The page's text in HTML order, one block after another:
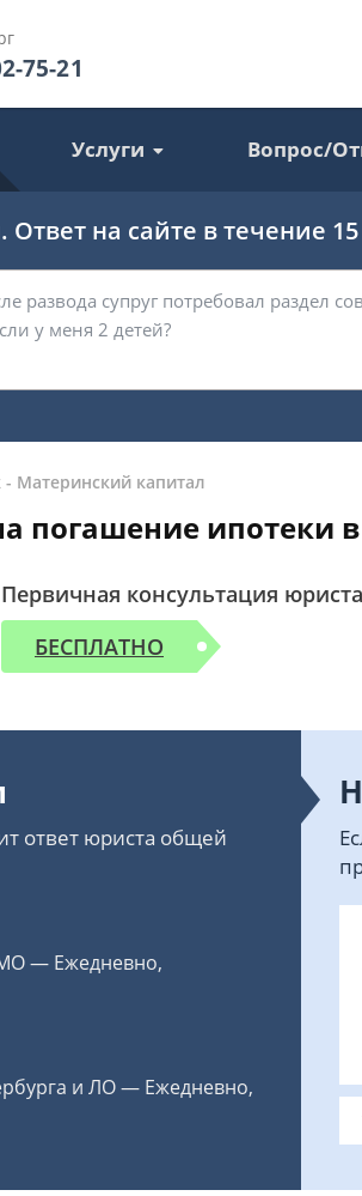
75-21
Услуги Вопрос/
на сайте в течение
- Материнский капитал
погашение ипотеки
Первичная консультация юриста
БЕСПЛАТНО
ответ юриста общей
— Ежедневно,
и ЛО — Ежедневно,